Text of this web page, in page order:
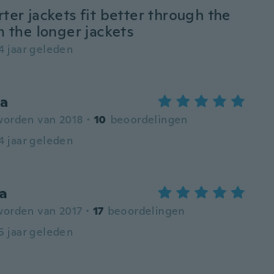
jackets fit better through the
the longer jackets
jaar geleden
van 2018 · 10 beoordelingen
jaar geleden
van 2017 · 17 beoordelingen
jaar geleden